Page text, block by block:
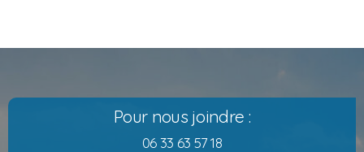
Pour nous joindre :
06 33 63 57 18